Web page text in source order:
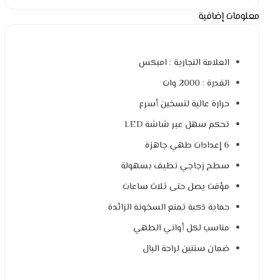
معلومات إضافية
العلامة التجارية : امبكس
القدرة : 2000 وات
حرارة عالية لتسخين أسرع
تحكم سهل عبر شاشة LED
6 إعدادات طهي جاهزة
سطح زجاجي نظيف بسهولة
مؤقت يصل حتى ثلاث ساعات
حماية ذكية تمنع السخونة الزائدة
مناسب لكل أواني الطهي
ضمان سنتين لراحة البال